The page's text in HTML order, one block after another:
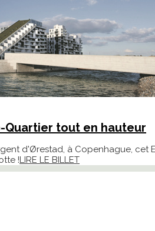
Quartier tout en hauteur
d'Ørestad, à Copenhague, cet
!LIRE LE BILLET